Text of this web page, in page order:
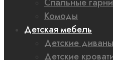
Комоды
Детская мебель
Детские диваны
Детские